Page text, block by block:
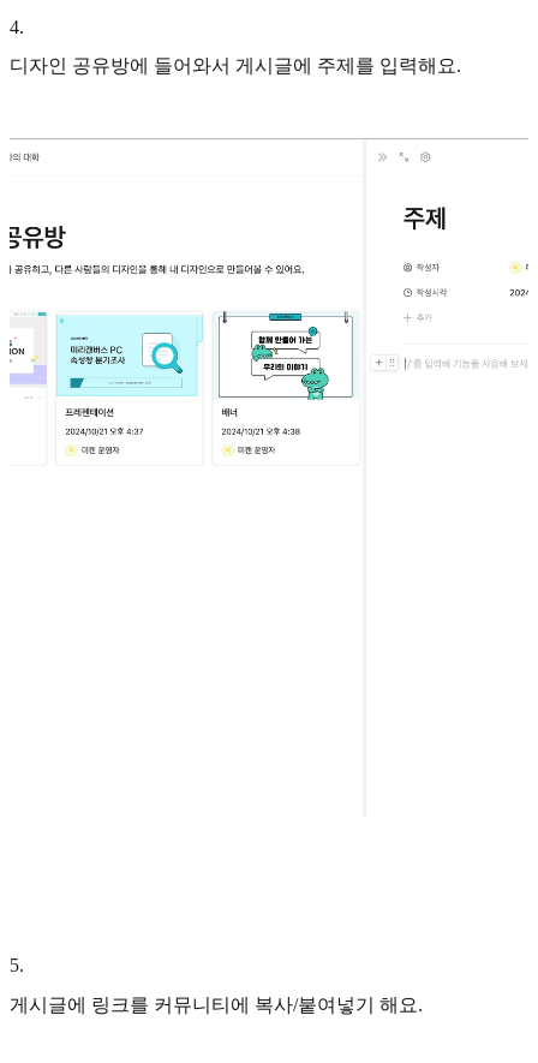
4.
디자인 공유방에 들어와서 게시글에 주제를 입력해요.
5.
게시글에 링크를 커뮤니티에 복사/붙여넣기 해요.